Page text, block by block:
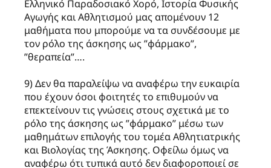
Ελληνικό Παραδοσιακό Χορό, Ιστορία Φυσικής
Αγωγής και Αθλητισμού μας απομένουν 12
μαθήματα που μπορούμε να τα συνδέσουμε με
τον ρόλο της άσκησης ως ”φάρμακο”,
”θεραπεία”….
9) Δεν θα παραλείψω να αναφέρω την ευκαιρία
που έχουν όσοι φοιτητές το επιθυμούν να
επεκτείνουν τις γνώσεις στους σχετικά με το
ρόλο της άσκησης ως ”φάρμακο” μέσω των
μαθημάτων επιλογής του τομέα Αθλητιατρικής
και Βιολογίας της Άσκησης. Οφείλω όμως να
αναφέρω ότι τυπικά αυτό δεν διαφοροποιεί σε